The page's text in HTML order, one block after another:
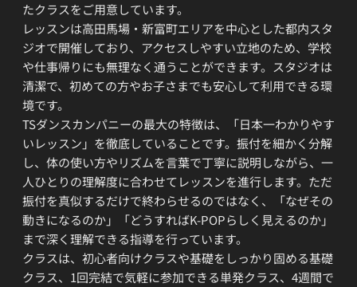
たクラスをご用意しています。
レッスンは高田馬場・新富町エリアを中心とした都内スタ
ジオで開催しており、アクセスしやすい立地のため、学校
や仕事帰りにも無理なく通うことができます。スタジオは
清潔で、初めての方やお子さまでも安心して利用できる環
境です。
TSダンスカンパニーの最大の特徴は、「日本一わかりやす
いレッスン」を徹底していることです。振付を細かく分解
し、体の使い方やリズムを言葉で丁寧に説明しながら、一
人ひとりの理解度に合わせてレッスンを進行します。ただ
振付を真似するだけで終わらせるのではなく、「なぜその
動きになるのか」「どうすればK-POPらしく見えるのか」
まで深く理解できる指導を行っています。
クラスは、初心者向けクラスや基礎をしっかり固める基礎
クラス、1回完結で気軽に参加できる単発クラス、4週間で